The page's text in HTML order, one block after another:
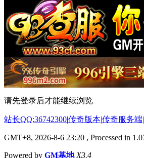
请先登录后才能继续浏览
站长QQ:36742300|传奇版本|传奇服务端|
GMT+8, 2026-8-6 23:20 , Processed in
Powered by GM基地 X3.4